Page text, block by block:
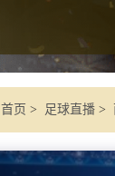
首页 > 足球直播 >